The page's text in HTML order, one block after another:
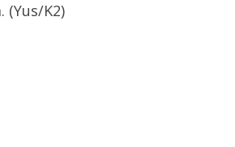
(Yus/K2)